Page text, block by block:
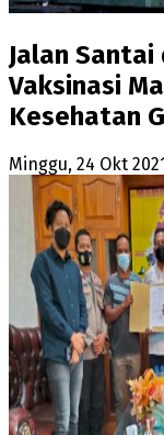
Jalan Santai
Vaksinasi
Kesehatan
Minggu, 24 Okt